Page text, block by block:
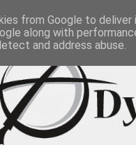
from Google to
along with
and address abuse.